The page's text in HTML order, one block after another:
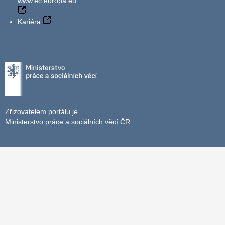
Kariéra
Zřizovatelem portálu je
Ministerstvo práce a sociálních věcí ČR